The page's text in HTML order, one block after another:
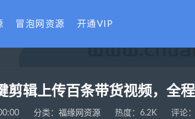
冒泡网资源 开通VIP
剪辑上传百条带货视频，全
分类： 福缘网资源 热度：6.2K 评论：